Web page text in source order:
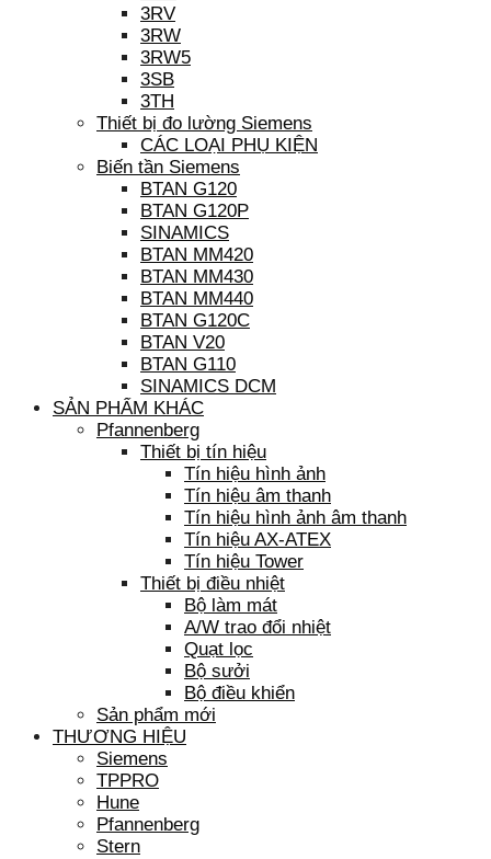
3RV
3RW
3RW5
3SB
3TH
Thiết bị đo lường Siemens
CÁC LOẠI PHỤ KIỆN
Biến tần Siemens
BTAN G120
BTAN G120P
SINAMICS
BTAN MM420
BTAN MM430
BTAN MM440
BTAN G120C
BTAN V20
BTAN G110
SINAMICS DCM
SẢN PHẨM KHÁC
Pfannenberg
Thiết bị tín hiệu
Tín hiệu hình ảnh
Tín hiệu âm thanh
Tín hiệu hình ảnh âm thanh
Tín hiệu AX-ATEX
Tín hiệu Tower
Thiết bị điều nhiệt
Bộ làm mát
A/W trao đổi nhiệt
Quạt lọc
Bộ sưởi
Bộ điều khiển
Sản phẩm mới
THƯƠNG HIỆU
Siemens
TPPRO
Hune
Pfannenberg
Stern